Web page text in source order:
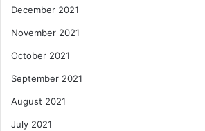
December 2021
November 2021
October 2021
September 2021
August 2021
July 2021